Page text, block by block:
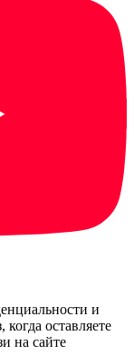
и
оставляете
на сайте